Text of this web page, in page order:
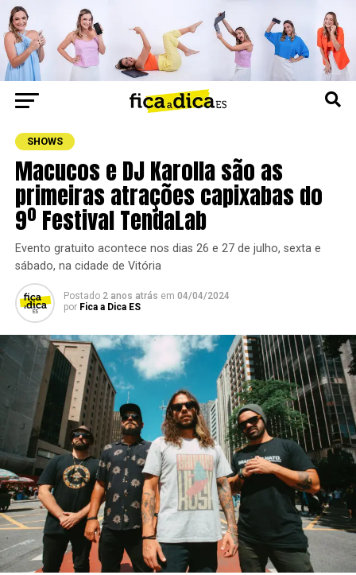
SHOWS
Macucos e DJ Karolla são as
primeiras atrações capixabas do
9º Festival TendaLab
Evento gratuito acontece nos dias 26 e 27 de julho, sexta e
sábado, na cidade de Vitória
Postado 2 anos atrás em 04/04/2024
por Fica a Dica ES